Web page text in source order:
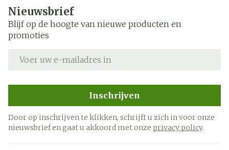
Nieuwsbrief
Blijf op de hoogte van nieuwe producten en
promoties
Inschrijven
Door op inschrijven te klikken, schrijft u zich in voor onze
nieuwsbrief en gaat u akkoord met onze privacy policy.